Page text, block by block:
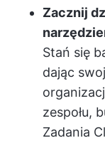
Zacznij
Stań się
dając
zespołu,
Zadania